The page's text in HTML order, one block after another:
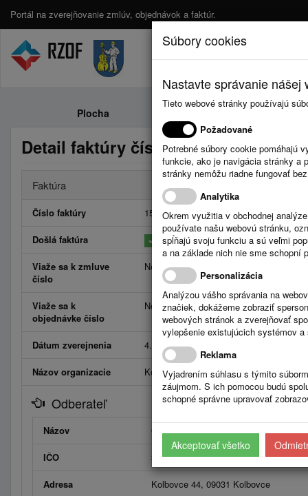
Portál na zverejňovanie zmlúv, objednávok a faktúr.
Plocha Zmluvy
Detail faktúry číslo 153/16
Faktúra
Číslo faktúry 153/16
Došlá faktúra
Viaže sa k zmluve
číslo
Neviaže
Viaže sa k
objednávke číslo
Neviaže
Dátum zverejnenia 4.12.2017
Názov organizacie Kolbovce
Odberateľ
Názov Obec Kolbovce
IČO 330558
Adresa Kolbovce 44, 09031 Kolbovce
Súbory cookies
Nastavte správanie
Tieto webové stránky používajú
Požadované
Potrebné súbory cookie pomáhajú
funkcie, ako je navigácia stránky a
stránky nemôžu riadne fungovať
Analytika
Okrem využitia v obchodnej
používate našu webovú stránku,
spĺňajú svoju funkciu a sú veľmi
a na základe nich nie sme schopní
Personalizácia
Analýzou vášho správania na
značiek, dokážeme zobraziť
webových stránok a zverejňovať
vylepšenie existujúcich systémov
Reklama
Vyjadrením súhlasu s týmito
záujmom. S ich pomocou budú
schopné správne upravovať
Akceptovať všetko